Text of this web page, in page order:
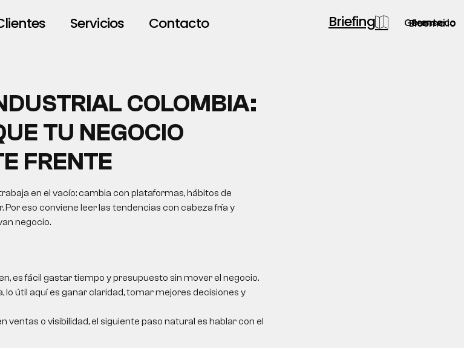
Servicios Contacto Briefing Blooma.io
Semsei.io
Gerente.co
COLOMBIA:
TU NEGOCIO
FRENTE
en el vacío: cambia con plataformas, hábitos de
Por eso conviene leer las tendencias con cabeza fría y
negocio.
es fácil gastar tiempo y presupuesto sin mover el negocio.
lo útil aquí es ganar claridad, tomar mejores decisiones y
ventas o visibilidad, el siguiente paso natural es hablar con el